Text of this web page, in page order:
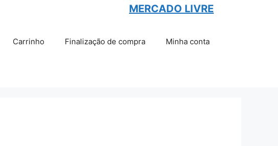
MERCADO LIVRE
Carrinho Finalização de compra Minha conta